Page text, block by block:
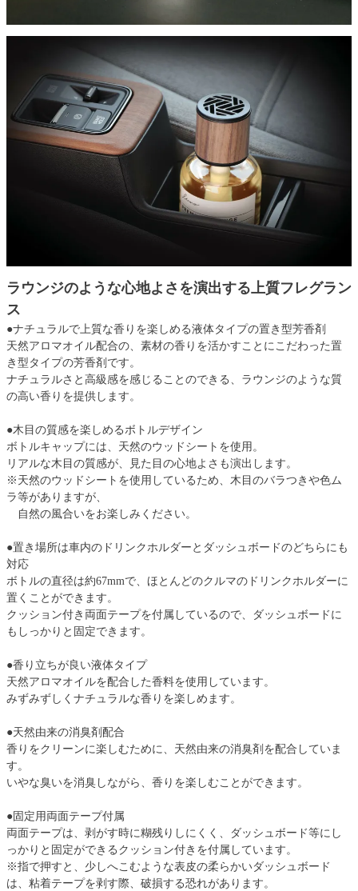
ラウンジのような心地よさを演出する上質フレグラン
ス
●ナチュラルで上質な香りを楽しめる液体タイプの置き型芳香剤
天然アロマオイル配合の、素材の香りを活かすことにこだわった置
き型タイプの芳香剤です。
ナチュラルさと高級感を感じることのできる、ラウンジのような質
の高い香りを提供します。
●木目の質感を楽しめるボトルデザイン
ボトルキャップには、天然のウッドシートを使用。
リアルな木目の質感が、見た目の心地よさも演出します。
※天然のウッドシートを使用しているため、木目のバラつきや色ム
ラ等がありますが、
自然の風合いをお楽しみください。
●置き場所は車内のドリンクホルダーとダッシュボードのどちらにも
対応
ボトルの直径は約67mmで、ほとんどのクルマのドリンクホルダーに
置くことができます。
クッション付き両面テープを付属しているので、ダッシュボードに
もしっかりと固定できます。
●香り立ちが良い液体タイプ
天然アロマオイルを配合した香料を使用しています。
みずみずしくナチュラルな香りを楽しめます。
●天然由来の消臭剤配合
香りをクリーンに楽しむために、天然由来の消臭剤を配合していま
す。
いやな臭いを消臭しながら、香りを楽しむことができます。
●固定用両面テープ付属
両面テープは、剥がす時に糊残りしにくく、ダッシュボード等にし
っかりと固定ができるクッション付きを付属しています。
※指で押すと、少しへこむような表皮の柔らかいダッシュボード
は、粘着テープを剥す際、破損する恐れがあります。